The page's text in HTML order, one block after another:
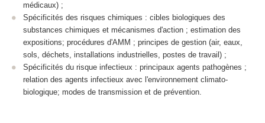
médicaux) ;
Spécificités des risques chimiques : cibles biologiques des
substances chimiques et mécanismes d'action ; estimation des
expositions; procédures d'AMM ; principes de gestion (air, eaux,
sols, déchets, installations industrielles, postes de travail) ;
Spécificités du risque infectieux : principaux agents pathogènes ;
relation des agents infectieux avec l'environnement climato-
biologique; modes de transmission et de prévention.